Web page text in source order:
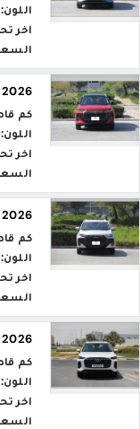
اللون:
اخر
2026 شيري تيغو Tiggo 7 Super Hybrid
كم
اللون:
اخر
2026 شيري تيغو Tiggo 7 Super Hybrid
كم
اللون:
اخر
2026 شيري تيغو Tiggo 9 Flagship
كم
اللون:
اخر